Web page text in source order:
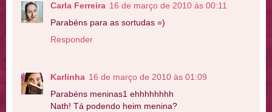
Carla Ferreira 16 de março de 2010 às 00:11
Parabéns para as sortudas =)
Responder
Karlinha 16 de março de 2010 às 01:09
Parabéns meninas1 ehhhhhhhh
Nath! Tá podendo heim menina?